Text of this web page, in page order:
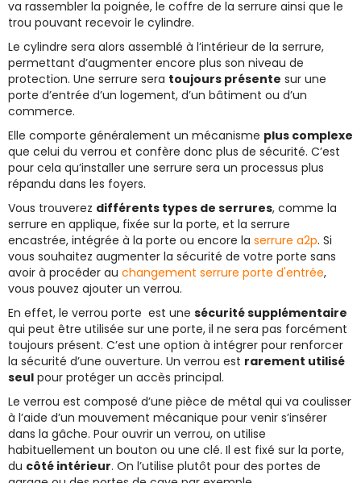
va rassembler la poignée, le coffre de la serrure ainsi que le
trou pouvant recevoir le cylindre.
Le cylindre sera alors assemblé à l’intérieur de la serrure,
permettant d’augmenter encore plus son niveau de
protection. Une serrure sera toujours présente sur une
porte d’entrée d’un logement, d’un bâtiment ou d’un
commerce.
Elle comporte généralement un mécanisme plus complexe
que celui du verrou et confère donc plus de sécurité. C’est
pour cela qu’installer une serrure sera un processus plus
répandu dans les foyers.
Vous trouverez différents types de serrures, comme la
serrure en applique, fixée sur la porte, et la serrure
encastrée, intégrée à la porte ou encore la serrure a2p. Si
vous souhaitez augmenter la sécurité de votre porte sans
avoir à procéder au changement serrure porte d'entrée,
vous pouvez ajouter un verrou.
En effet, le verrou porte est une sécurité supplémentaire
qui peut être utilisée sur une porte, il ne sera pas forcément
toujours présent. C’est une option à intégrer pour renforcer
la sécurité d’une ouverture. Un verrou est rarement utilisé
seul pour protéger un accès principal.
Le verrou est composé d’une pièce de métal qui va coulisser
à l’aide d’un mouvement mécanique pour venir s’insérer
dans la gâche. Pour ouvrir un verrou, on utilise
habituellement un bouton ou une clé. Il est fixé sur la porte,
du côté intérieur. On l’utilise plutôt pour des portes de